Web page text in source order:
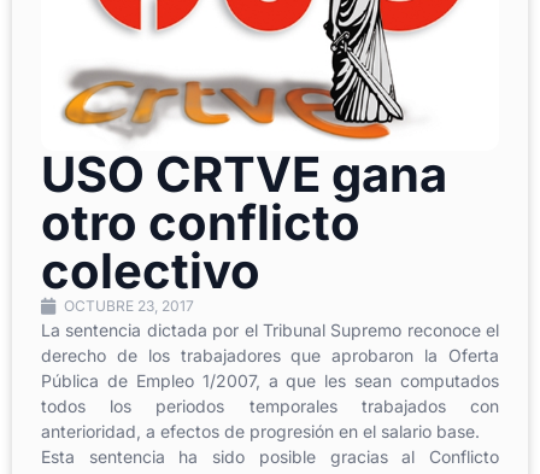
USO CRTVE gana
otro conflicto
colectivo
OCTUBRE 23, 2017
La sentencia dictada por el Tribunal Supremo reconoce el
derecho de los trabajadores que aprobaron la Oferta
Pública de Empleo 1/2007, a que les sean computados
todos los periodos temporales trabajados con
anterioridad, a efectos de progresión en el salario base.
Esta sentencia ha sido posible gracias al Conflicto